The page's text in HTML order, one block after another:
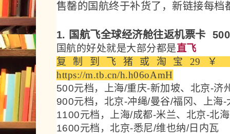
售罄的国航终于补货了，新链接每档
1. 国航飞全球经济舱往返机票卡
国航的好处就是大部分都是直飞
复制到飞猪或 淘宝 29￥
https://m.tb.cn/h.h06oAmH
500元档，上海/重庆-新加坡、北京-济
900元档，北京-冲绳/曼谷/福冈、上海-
1100元档，上海/成都-米兰、北京-北
1600元档，北京-悉尼/维也纳/日内瓦